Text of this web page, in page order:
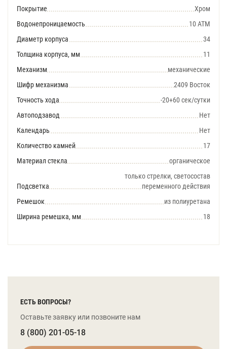
Покрытие
Хром
Водонепроницаемость
10 АТМ
Диаметр корпуса
34
Толщина корпуса, мм
11
Механизм
механические
Шифр механизма
2409 Восток
Точность хода
-20+60 сек/сутки
Автоподзавод
Нет
Календарь
Нет
Количество камней
17
Материал стекла
органическое
Подсветка
только стрелки, светосостав
переменного действия
Ремешок
из полиуретана
Ширина ремешка, мм
18
ЕСТЬ ВОПРОСЫ?
Оставьте заявку или позвоните нам
8 (800) 201-05-18